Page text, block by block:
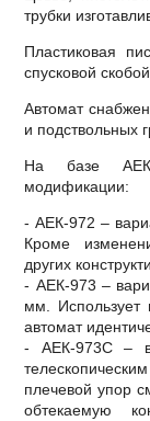
трубки
Пластиковая
спусковой скобой.
Автомат
и подствольных
На базе
модификации:
- АЕК-972 –
Кроме
других
- АЕК-973 –
мм. Использует
автомат
- АЕК-973С –
плечевой упор
обтекаемую